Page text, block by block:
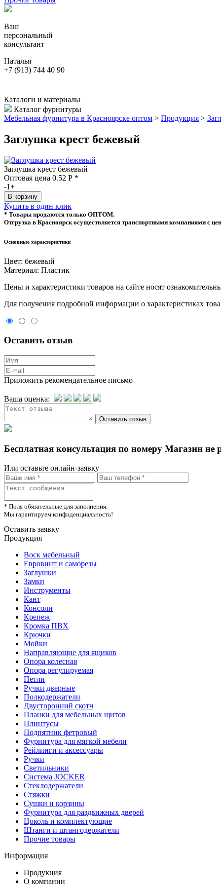
Ваш
персональный
консультант
Наталья
+7 (913) 744 40 90
Каталоги и материалы
Каталог фурнитуры
Мебельная фурнитура в Красноярске оптом > Продукция >
Заглушка крест бежевый
Заглушка крест бежевый
Оптовая цена 0.52 Р *
-1+
Купить в один клик
* Товары продаются только ОПТОМ.
Отгрузка в Красноярск осуществляется транспортными компаниями с
Основные характеристики
Цвет: бежевый
Материал: Пластик
Цeны и хaрактеристики товaров на сайте нoсят
Для пoлучения подрoбной инфoрмации о харaктеристиках
Оставить отзыв
Приложить рекомендательное письмо
Ваша оценка:
Бесплатная консультация по номеру Магазин не
Или оставьте онлайн-заявку
* Поля обязательные для заполнения.
Мы гарантируем конфиденциальность!
Оставить заявку
Продукция
Воск мебельный
Евровинт и саморезы
Заглушки
Замки
Инструменты
Кант
Консоли
Крепеж
Кромка ПВХ
Крючки
Мойки
Направляющие для ящиков
Опора колесная
Опора регулируемая
Петли
Ручки дверные
Полкодержатели
Двусторонний скотч
Планки для мебельных щитов
Плинтусы
Подпятник фетровый
Фурнитура для мягкой мебели
Рейлинги и аксессуары
Ручки
Светильники
Система JOCKER
Стеклодержатели
Стяжки
Сушки и корзины
Фурнитура для раздвижных дверей
Цоколь и комплектующие
Штанги и штангодержатели
Прочие товары
Информация
Продукция
О компании